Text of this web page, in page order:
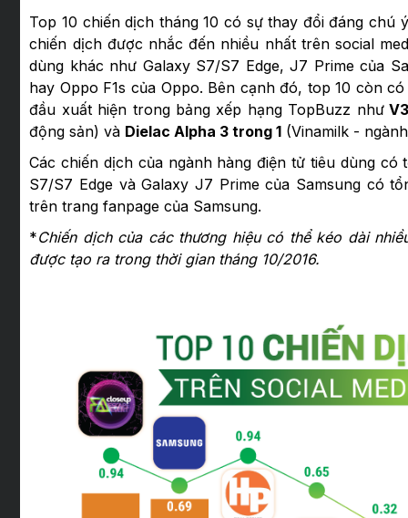
Top 10 chiến dịch tháng 10 có sự thay đổi đáng chú
chiến dịch được nhắc đến nhiều nhất trên social
dùng khác như Galaxy S7/S7 Edge, J7 Prime của
hay Oppo F1s của Oppo. Bên cạnh đó, top 10 còn
đầu xuất hiện trong bảng xếp hạng TopBuzz như
động sản) và Dielac Alpha 3 trong 1 (Vinamilk -
Các chiến dịch của ngành hàng điện tử tiêu dùng
S7/S7 Edge và Galaxy J7 Prime của Samsung có
trên trang fanpage của Samsung.
*Chiến dịch của các thương hiệu có thể kéo dài
được tạo ra trong thời gian tháng 10/2016.